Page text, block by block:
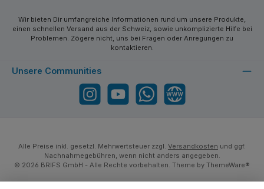
Wir bieten Dir umfangreiche Informationen rund um unsere Produkte,
einen schnellen Versand aus der Schweiz, sowie unkomplizierte Hilfe bei
Problemen. Zögere nicht, uns bei Fragen oder Anregungen zu
kontaktieren.
Unsere Communities
Instagram YouTube WhatsApp Website
Alle Preise inkl. gesetzl. Mehrwertsteuer zzgl. Versandkosten und ggf.
Nachnahmegebühren, wenn nicht anders angegeben.
© 2026 BRIFS GmbH - Alle Rechte vorbehalten. Theme by ThemeWare®